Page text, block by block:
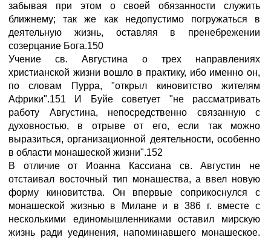
забывая при этом о своей обязанности служить
ближнему; так же как недопустимо погружаться в
деятельную жизнь, оставляя в пренебрежении
созерцание Бога.150
Учение св. Августина о трех направлениях
христианской жизни вошло в практику, ибо именно он,
по словам Пурра, "открыл киновитство жителям
Африки".151 И Буйе советует "не рассматривать
работу Августина, непосредственно связанную с
духовностью, в отрыве от его, если так можно
выразиться, организационной деятельности, особенно
в области монашеской жизни".152
В отличие от Иоанна Кассиана св. Августин не
отстаивал восточный тип монашества, а ввел новую
форму киновитства. Он впервые соприкоснулся с
монашеской жизнью в Милане и в 386 г. вместе с
несколькими единомышленниками оставил мирскую
жизнь ради уединения, напоминавшего монашеское.